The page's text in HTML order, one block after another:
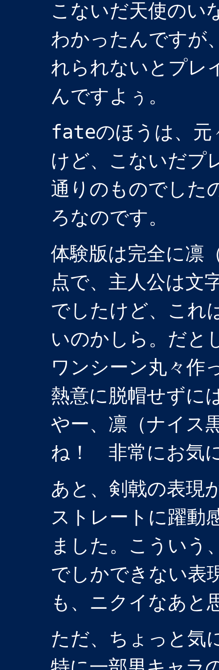
こないだ天使のい
わかったんですが
れられないとプレ
んですよぅ。
fateのほうは、元
けど、こないだプ
通りのものでした
ろなのです。
体験版は完全に凛
点で、主人公は文
でしたけど、これ
いのかしら。だと
ワンシーン丸々作
熱意に脱帽せずに
やー、凛（ナイス
ね！ 非常にお気
あと、剣戟の表現
ストレートに躍動
ました。こういう
でしかできない表
も、ニクイなあと
ただ、ちょっと気